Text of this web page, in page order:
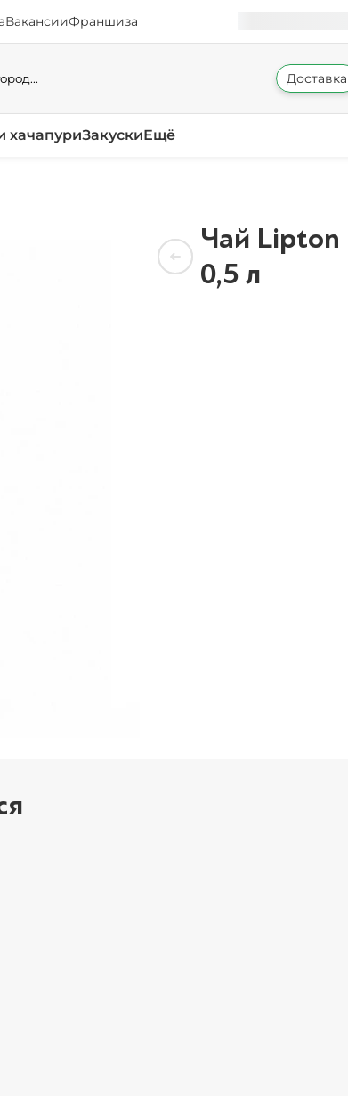
ВакансииФраншиза
Доставка
хачапуриЗакускиЕщё
Чай Lipton
0,5 л